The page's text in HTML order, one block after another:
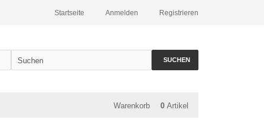
Registrieren
Anmelden
Startseite
SUCHEN
Warenkorb 0 Artikel